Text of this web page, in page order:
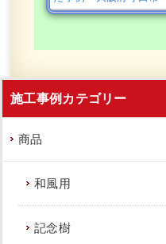
施工事例カテゴリー
商品
和風用
記念樹